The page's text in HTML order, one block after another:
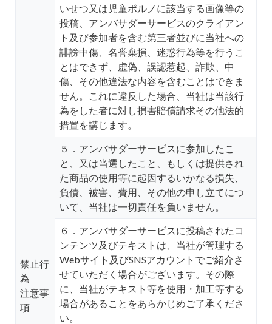
禁止行
為
注意事
項
いせつ又は児童ポルノに該当する画像等の
投稿、アンバサダーサービスのクライアン
ト及び参加者を含む第三者並びに当社への
誹謗中傷、名誉棄損、迷惑行為等を行うこ
とはできず、虚偽、誤認惹起、詐欺、中
傷、その他違法な内容を含むことはできま
せん。これに違反した場合、当社は当該行
為をした者に対し損害賠償請求その他法的
措置を講じます。
５．アンバサダーサービスに参加したこ
と、又は当選したこと、もしくは提供され
た商品の使用等に起因するいかなる損失、
負債、被害、費用、その他の申し立てにつ
いて、当社は一切責任を負いません。
６．アンバサダーサービスに投稿されたコ
ンテンツ及びテキストは、当社が管理する
Webサイト及びSNSアカウントでご紹介さ
せていただく場合がございます。その際
に、当社がテキスト等を使用・加工等する
場合があることをあらかじめご了承くださ
い。